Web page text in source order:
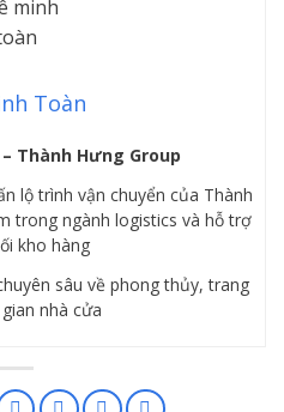
Toàn
Thành Hưng Group
lộ trình vận chuyển của Thành
trong ngành logistics và hỗ trợ
kho hàng
sâu về phong thủy, trang
nhà cửa